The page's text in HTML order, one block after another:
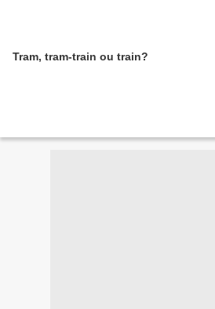
Tram, tram-train ou train?